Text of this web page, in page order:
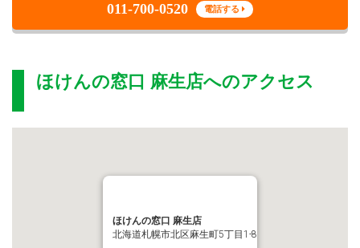
011-700-0520 電話する
ほけんの窓口 麻生店へのアクセス
ほけんの窓口 麻生店
北海道札幌市北区麻生町5丁目1-8